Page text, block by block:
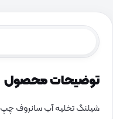
توضیحات محصول
شیلنگ تخلیه آب سانروف چپ